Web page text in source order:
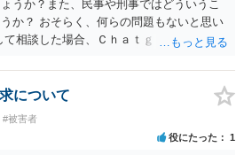
うか？また、民事や刑事ではどういうこ
か？ おそらく、何らの問題もないと思い
て相談した場合、Ｃｈａｔｇｐｔがｏｐｅ
人名や会社名を特定していない限り、一
に織り込まれる可能性が生じるにすぎま
秘密情報に当たるとは思えませんし、名
対する誹謗中傷の不特定多数への公開に
ちろん、誰がその内容をｃｈａｔｇｐｔ
について
#被害者
役にたった 1